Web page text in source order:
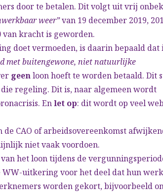
door te betalen. Dit volgt uit vrij
weer”van 19 december 2019,
van kracht is geworden.
doet vermoeden, is daarin bepaald dat
met buitengewone, niet natuurlijke
geenloon hoeft te worden betaald. Dit
regeling. Dit is, naar algemeen wordt
Enlet op: dit wordt op veel
CAO of arbeidsovereenkomst
niet vaak voordoen.
het loon tijdens de
uitkering voor het deel dat hun
worden gekort, bijvoorbeeld